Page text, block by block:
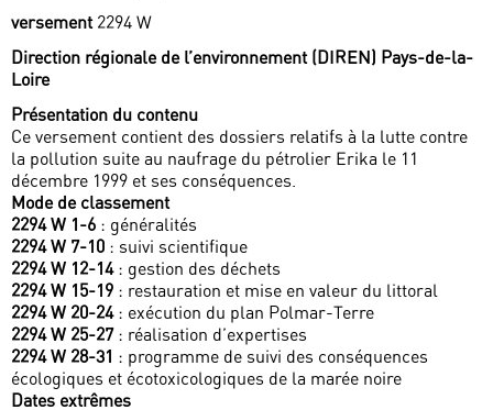
versement 2294 W
Direction régionale de l’environnement (DIREN) Pays-de-la-
Loire
Présentation du contenu
Ce versement contient des dossiers relatifs à la lutte contre
la pollution suite au naufrage du pétrolier Erika le 11
décembre 1999 et ses conséquences.
Mode de classement
2294 W 1-6 : généralités
2294 W 7-10 : suivi scientifique
2294 W 12-14: gestion des déchets
2294 W 15-19 : restauration et mise en valeur du littoral
2294 W 20-24: exécution du plan Polmar-Terre
2294 W 25-27: réalisation d’expertises
2294 W 28-31 : programme de suivi des conséquences
écologiques et écotoxicologiques de la marée noire
Dates extrêmes